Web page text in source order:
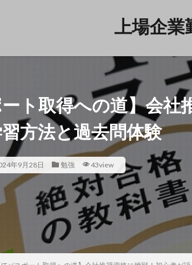
上場企業
ト取得への道】会社
方法と過去問体験
年9月28日 勉強 43view
タグ
Excel 仕事 育児 雑談